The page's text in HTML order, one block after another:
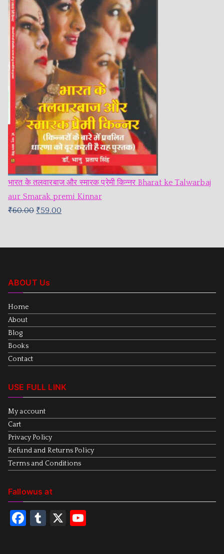
भारत के तलवारबाज और स्मारक प्रेमी किन्नर Bharat ke Talwarbaj
aur Smarak premi Kinnar
₹60.00 ₹59.00
ABOUT Us
Home
About
Blog
Books
Contact
USE FULL LINK
My account
Cart
Privacy Policy
Refund and Returns Policy
Terms and Conditions
Fallowus at
F
T
X